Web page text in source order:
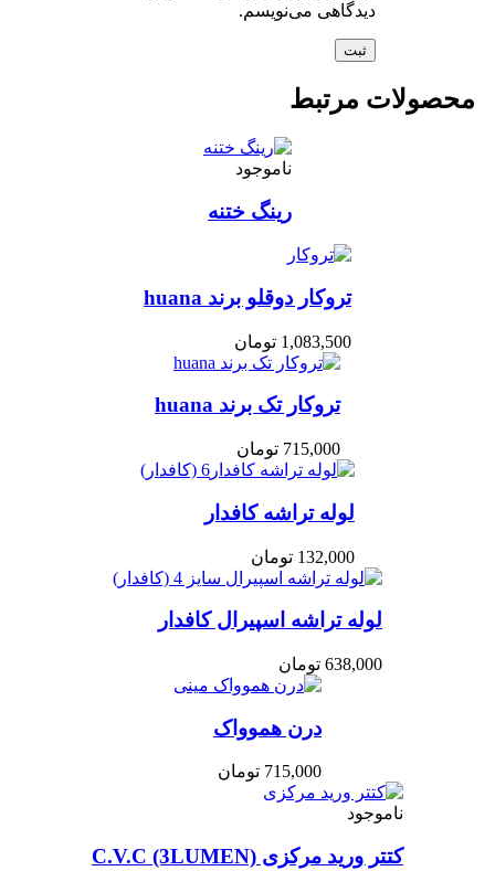
دیدگاهی می‌نویسم.
مرتبط
ناموجود
رینگ ختنه
تروکار دوقلو برند huana
1,083,500 تومان
تروکار تک برند huana
715,000 تومان
لوله تراشه کافدار
132,000 تومان
لوله تراشه اسپیرال کافدار
638,000 تومان
درن هموواک
715,000 تومان
ناموجود
کتتر ورید مرکزی C.V.C (3LUMEN)